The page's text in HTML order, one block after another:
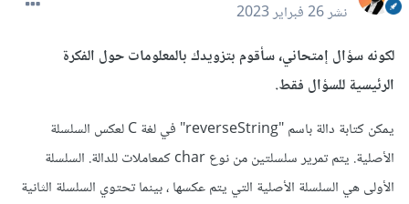
نشر26 فبراير 2023
لكونه سؤال إمتحاني، سأقوم بتزويدك بالمعلومات حول الفكرة
الرئيسية للسؤال فقط.
يمكن كتابة دالة باسم "reverseString" في لغة C لعكس السلسلة
الأصلية. يتم تمرير سلسلتين من نوع char كمعاملات للدالة. السلسلة
الأولى هي السلسلة الأصلية التي يتم عكسها ، بينما تحتوي السلسلة الثانية